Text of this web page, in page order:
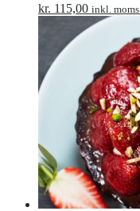
kr. 115,00 inkl. moms